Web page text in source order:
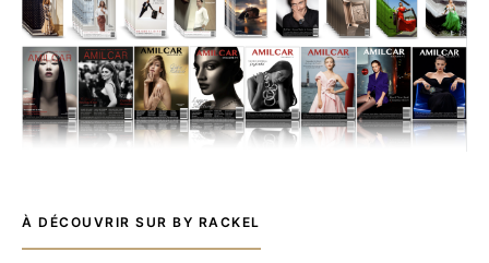
À DÉCOUVRIR SUR BY RACKEL